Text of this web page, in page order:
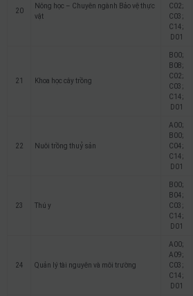
20
Nông học – Chuyên ngành Bảo vệ thực
vật
C02;
C03;
C14;
D01
21 Khoa học cây trồng
B00;
B08;
C02;
C03;
C14;
D01
22 Nuôi trồng thuỷ sản
A00;
B00;
C04;
C14;
D01
23 Thú y
B00;
B04;
C03;
C14;
D01
24 Quản lý tài nguyên và môi trường
A00;
A09;
C03;
C14;
D01